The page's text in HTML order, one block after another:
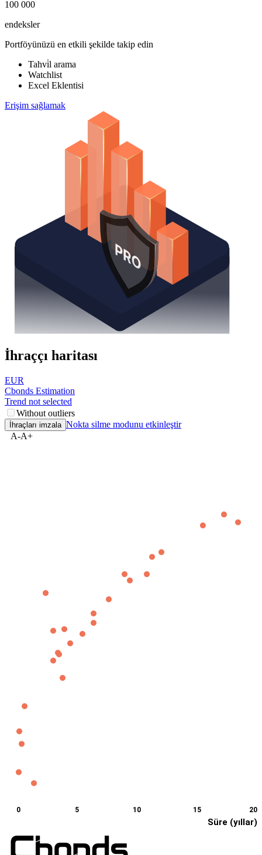
100 000
endeksler
Portföyünüzü en etkili şekilde takip edin
Tahvi̇l arama
Watchlist
Excel Eklentisi
Erişim sağlamak
İhraççı haritası
EUR
Cbonds Estimation
Trend not selected
Without outliers
Nokta silme modunu etkinleştir